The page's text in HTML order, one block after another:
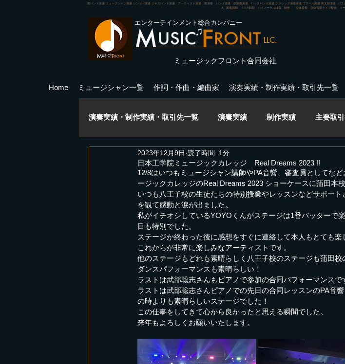
生バンド派遣 ミュージシャン派遣 シンガー派遣 ジャズバンド派遣 アーティスト派遣 生演奏 バンド派遣 生演奏派遣 ロックバンド派遣 クラシック演奏派遣 ゴスペル派遣 和太鼓派遣
人 派遣講師 ASMR録音 バイノーラル録音 制作 立体音響 立体音響ライブ配信 マー
エンターテインメント総合カンパニー
LLC.
ミュージックフロント合同会社
Home ミュージシャン一覧 作詞・作曲・編曲家 演奏実績・制作実績・取引先一覧
演奏実績・制作実績・取引先一覧 演奏実績 制作実績 主要取
ミュージカル 講師実績 イベント
PA音響実績 キャスティング ライブ CM出演実績
レコーディング
日本工学院ミュージックカレッジ Real Dreams 2023 !!
2023年12月9日 読了時間: 1分
12/8はいつもミュージシャン講師やPA音響、審査員としてな
ージックカレッジのReal Dreams 2023 ショーケースに蒲田本
いつも八王子校の生徒たちの特別授業やレッスンなどサポー
を観て感動と涙が出ました。
私がイチオシしているYOYOくんがステージは1番バッターで
目も特別でした。
ステージか終わった後に感想をすぐに連絡して本人もとても
これからが非常に楽しみなアーティストです。
他のステージもどれも素晴らしく八王子校のステージも蒲田校
ダンスパフォーマンスも素晴らしい！
ラストは武部聡志さんもピアノで参加の合同パフォーマンスで
ラストは武部聡志さんピアノでの先日の合同レッスンのPA音
の時よりも素晴らしいステージでした！
この仕事をしてきて心から良かったと思える瞬間でした。
来年もよろしくお願いいたします。